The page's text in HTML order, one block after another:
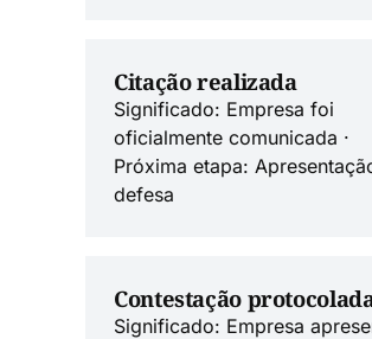
Citação realizada
Significado: Empresa foi
oficialmente comunicada ·
Próxima etapa:
defesa
Contestação
Significado: Empresa